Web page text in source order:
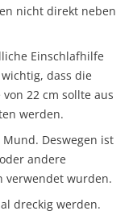
nicht direkt neben
Einschlafhilfe
dass die
22 cm sollte aus
werden.
Deswegen ist
andere
verwendet wurden.
dreckig werden.